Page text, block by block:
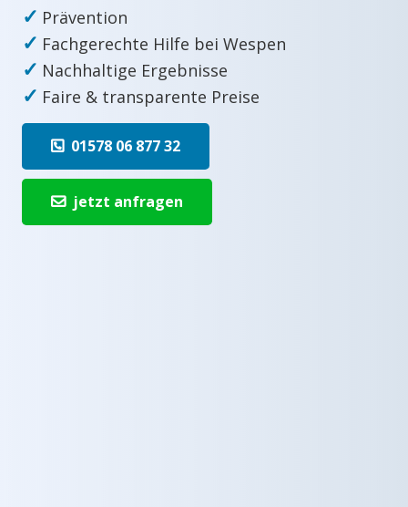
✓ Prävention
✓ Fachgerechte Hilfe bei Wespen
✓ Nachhaltige Ergebnisse
✓ Faire & transparente Preise
01578 06 877 32
jetzt anfragen